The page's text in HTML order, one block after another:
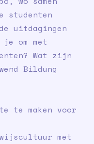
studenten
uitdagingen
je om met
Wat zijn
Bildung
te maken voor
met